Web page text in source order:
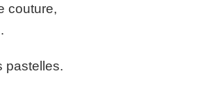
couture,
pastelles.